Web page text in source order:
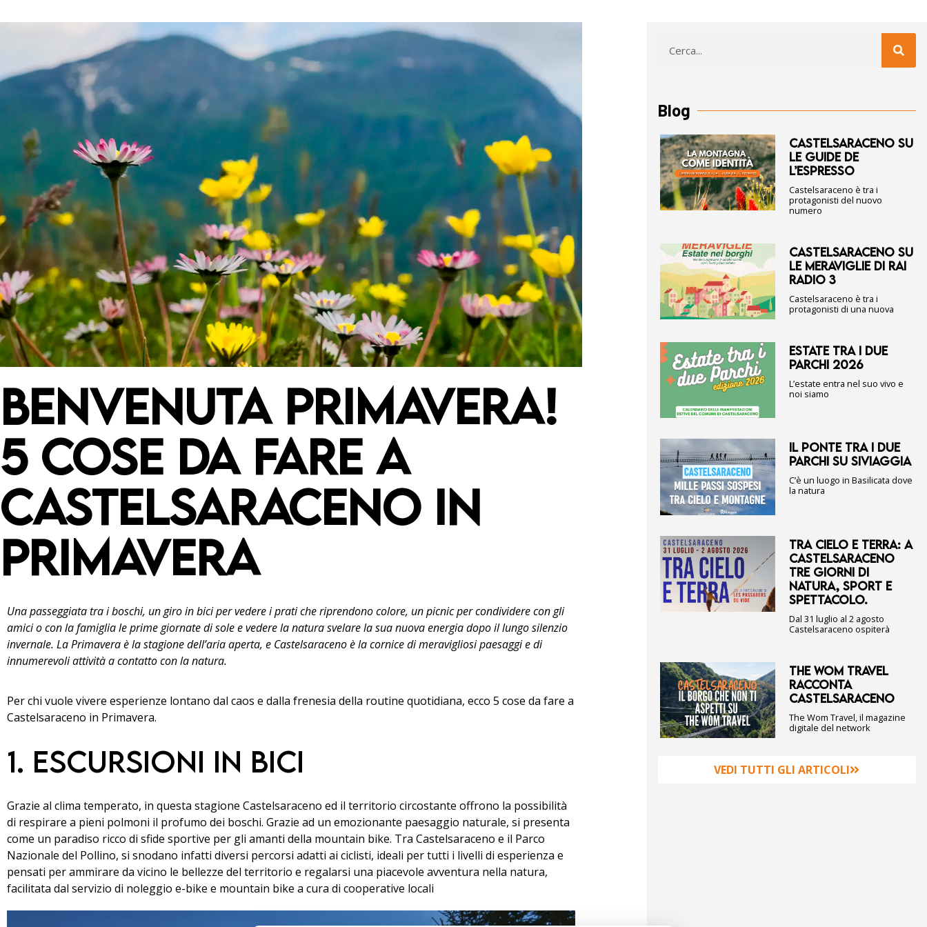
Benvenuta Primavera!
5 COSE DA FARE A
CASTELSARACENO IN
PRIMAVERA
Una passeggiata tra i boschi, un giro in bici per vedere i prati che riprendono colore, un picnic per condividere con gli
amici o con la famiglia le prime giornate di sole e vedere la natura svelare la sua nuova energia dopo il lungo silenzio
invernale. La Primavera è la stagione dell’aria aperta, e Castelsaraceno è la cornice di meravigliosi paesaggi e di
innumerevoli attività a contatto con la natura.
Per chi vuole vivere esperienze lontano dal caos e dalla frenesia della routine quotidiana, ecco 5 cose da fare a
Castelsaraceno in Primavera.
1. Escursioni in bici
Grazie al clima temperato, in questa stagione Castelsaraceno ed il territorio circostante offrono la possibilità
di respirare a pieni polmoni il profumo dei boschi. Grazie ad un emozionante paesaggio naturale, si presenta
come un paradiso ricco di sfide sportive per gli amanti della mountain bike. Tra Castelsaraceno e il Parco
Nazionale del Pollino, si snodano infatti diversi percorsi adatti ai ciclisti, ideali per tutti i livelli di esperienza e
pensati per ammirare da vicino le bellezze del territorio e regalarsi una piacevole avventura nella natura,
facilitata dal servizio di noleggio e-bike e mountain bike a cura di cooperative locali
Blog
CASTELSARACENO SU
LE GUIDE DE
L’ESPRESSO
Castelsaraceno è tra i
protagonisti del nuovo
numero
CASTELSARACENO SU
LE MERAVIGLIE DI RAI
RADIO 3
Castelsaraceno è tra i
protagonisti di una nuova
ESTATE TRA I DUE
PARCHI 2026
L’estate entra nel suo vivo e
noi siamo
IL PONTE TRA I DUE
PARCHI SU SIVIAGGIA
C’è un luogo in Basilicata dove
la natura
TRA CIELO E TERRA: A
CASTELSARACENO
TRE GIORNI DI
NATURA, SPORT E
SPETTACOLO.
Dal 31 luglio al 2 agosto
Castelsaraceno ospiterà
THE WOM TRAVEL
RACCONTA
CASTELSARACENO
The Wom Travel, il magazine
digitale del network
VEDI TUTTI GLI ARTICOLI